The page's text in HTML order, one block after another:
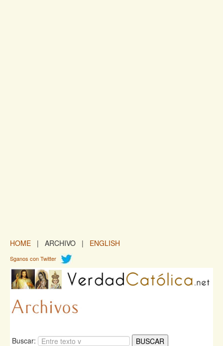
HOME | ARCHIVO | ENGLISH
Sganos con Twitter
Buscar: